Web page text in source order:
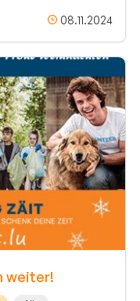
08.11.2024
weiter!